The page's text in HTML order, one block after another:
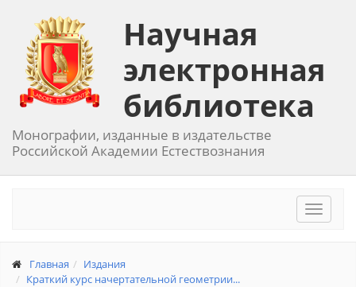
Научная
электронная
библиотека
Монографии, изданные в издательстве
Российской Академии Естествознания
Toggle
Главная
Издания
Краткий курс начертательной геометрии...